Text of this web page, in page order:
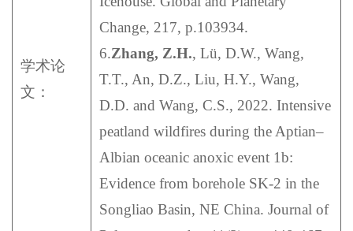
学术论
文：
Change, 217, p.103934.
6.Zhang, Z.H., Lü, D.W., Wang,
T.T., An, D.Z., Liu, H.Y., Wang,
D.D. and Wang, C.S., 2022. Intensive
peatland wildfires during the Aptian–
Albian oceanic anoxic event 1b:
Evidence from borehole SK-2 in the
Songliao Basin, NE China. Journal of